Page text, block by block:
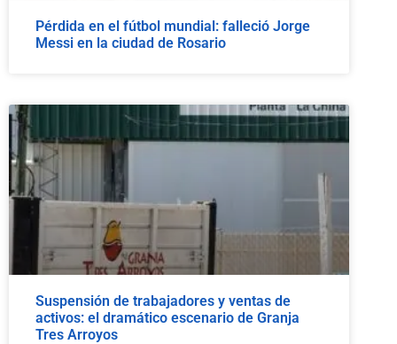
Pérdida en el fútbol mundial: falleció Jorge
Messi en la ciudad de Rosario
Suspensión de trabajadores y ventas de
activos: el dramático escenario de Granja
Tres Arroyos